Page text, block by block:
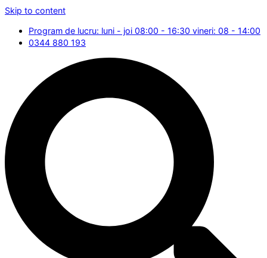
Skip to content
Program de lucru: luni - joi 08:00 - 16:30 vineri: 08 - 14:00
0344 880 193